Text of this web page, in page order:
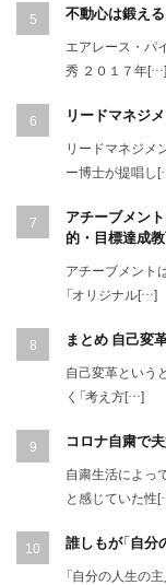
不動心は鍛え
エアレース・
秀 ２０１７年[…]
リードマネジ
リードマネジメ
ー博士が提唱し
アチーブメン
的・目標達成
アチーブメント
「オリジナル[…]
まとめ 自己変
自己変革という
く「考え方[…]
コロナ自粛で
自粛生活によっ
と感じていた性
誰しもが「自分
「自分の人生の